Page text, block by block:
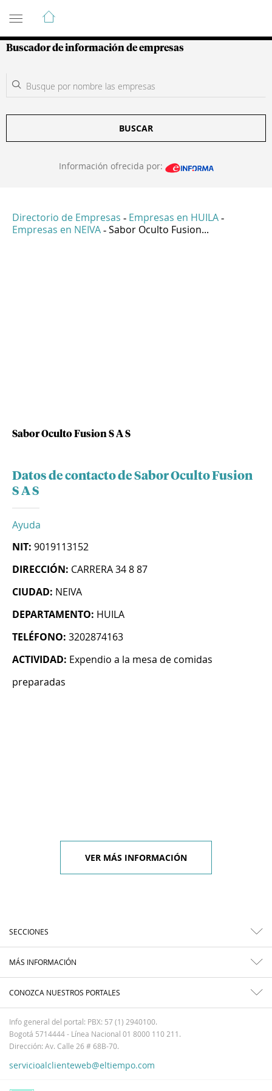
Guía de Empresas Colombianas
Buscador de información de empresas
BUSCAR
Información ofrecida por:
Directorio de Empresas - Empresas en HUILA -
Empresas en NEIVA - Sabor Oculto Fusion...
Sabor Oculto Fusion S A S
Datos de contacto de Sabor Oculto Fusion
S A S
Ayuda
NIT: 9019113152
DIRECCIÓN: CARRERA 34 8 87
CIUDAD: NEIVA
DEPARTAMENTO: HUILA
TELÉFONO: 3202874163
ACTIVIDAD: Expendio a la mesa de comidas
preparadas
VER MÁS INFORMACIÓN
SECCIONES
MÁS INFORMACIÓN
CONOZCA NUESTROS PORTALES
Info general del portal: PBX: 57 (1) 2940100.
Bogotá 5714444 - Línea Nacional 01 8000 110 211.
Dirección: Av. Calle 26 # 68B-70.
servicioalclienteweb@eltiempo.com